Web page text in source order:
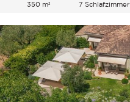
350 m² 7 Schlafzimmer